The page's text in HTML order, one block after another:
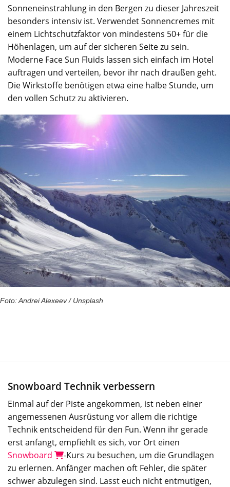
Sonneneinstrahlung in den Bergen zu dieser Jahreszeit
besonders intensiv ist. Verwendet Sonnencremes mit
einem Lichtschutzfaktor von mindestens 50+ für die
Höhenlagen, um auf der sicheren Seite zu sein.
Moderne Face Sun Fluids lassen sich einfach im Hotel
auftragen und verteilen, bevor ihr nach draußen geht.
Die Wirkstoffe benötigen etwa eine halbe Stunde, um
den vollen Schutz zu aktivieren.
Foto: Andrei Alexeev / Unsplash
Snowboard Technik verbessern
Einmal auf der Piste angekommen, ist neben einer
angemessenen Ausrüstung vor allem die richtige
Technik entscheidend für den Fun. Wenn ihr gerade
erst anfangt, empfiehlt es sich, vor Ort einen
Snowboard
-Kurs zu besuchen, um die Grundlagen
zu erlernen. Anfänger machen oft Fehler, die später
schwer abzulegen sind. Lasst euch nicht entmutigen,